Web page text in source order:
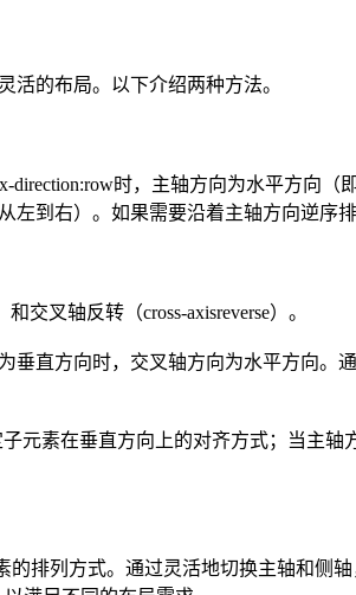
的布局。以下介绍两种方法。
时，主轴方向为水平方向（
右）。如果需要沿着主轴方向逆序排
叉轴反转（cross-axisreverse）。
直方向时，交叉轴方向为水平方向。
素在垂直方向上的对齐方式；当主轴
列方式。通过灵活地切换主轴和侧